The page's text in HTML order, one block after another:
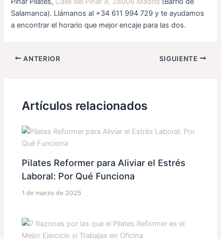
Salamanca). Llámanos al +34 611 994 729 y te ayudamos
a encontrar el horario que mejor encaje para las dos.
ANTERIOR SIGUIENTE
Artículos relacionados
Pilates Reformer para Aliviar el Estrés
Laboral: Por Qué Funciona
1 de marzo de 2025